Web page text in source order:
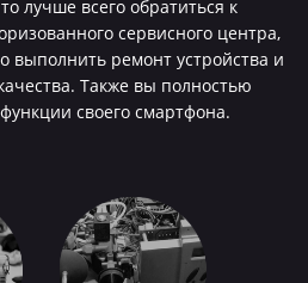
лучше всего обратиться к
сервисного центра,
выполнить ремонт устройства и
Также вы полностью
своего смартфона.